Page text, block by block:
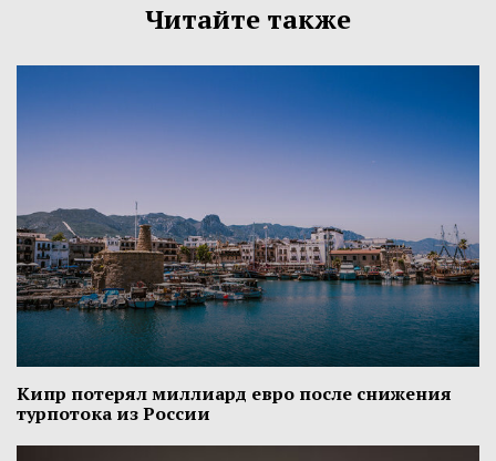
Читайте также
Кипр потерял миллиард евро после снижения
турпотока из России